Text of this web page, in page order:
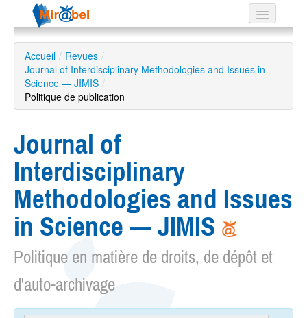
Le réseau
Soutien
Listes
Recherche
avancée
EN
Accueil / Revues /
Journal of Interdisciplinary Methodologies and Issues in
Science — JIMIS /
Politique de publication
Journal of
Interdisciplinary
Methodologies and Issues
in Science — JIMIS
Politique en matière de droits, de dépôt et
d'auto-archivage